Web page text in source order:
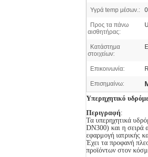
Υγρά temp μέσων.:
Προς τα πάνω
αισθητήρας:
Κατάστημα
στοιχείων:
Επικοινωνία:
Επισημαίνω:
Υπερηχητικό
Περιγραφή:
Τα υπερηχητικά
DN300) και η σειρά
εφαρμογή ιατρικής
Έχει τα προφανή
προϊόντων στον